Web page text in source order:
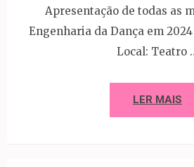
Apresentação de todas as
Engenharia da Dança em
Local: Teatro
LER MAIS